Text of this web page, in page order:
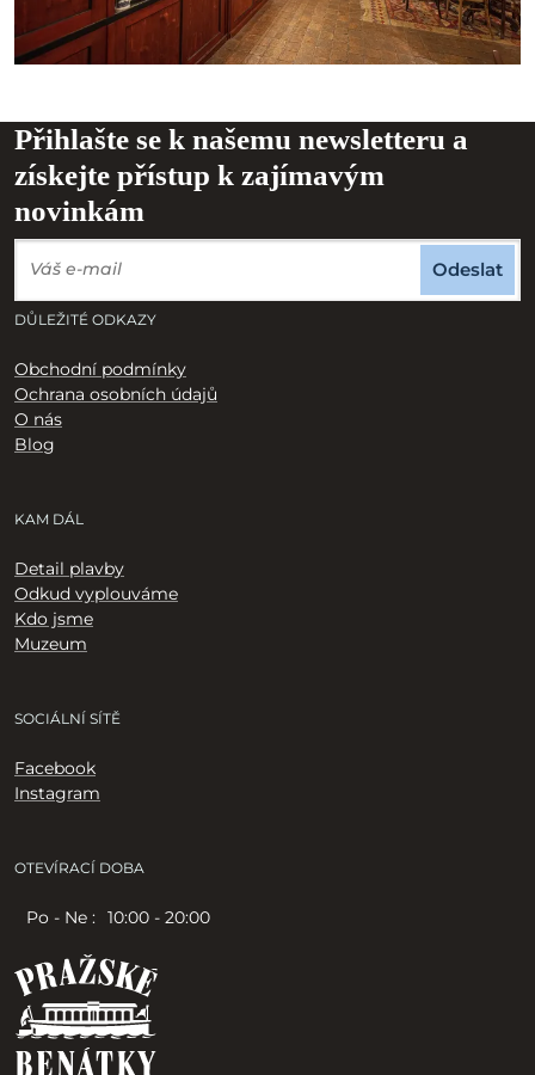
Přihlašte se k našemu newsletteru a
získejte přístup k zajímavým
novinkám
Odeslat
DŮLEŽITÉ ODKAZY
Obchodní podmínky
Ochrana osobních údajů
O nás
Blog
KAM DÁL
Detail plavby
Odkud vyplouváme
Kdo jsme
Muzeum
SOCIÁLNÍ SÍTĚ
Facebook
Instagram
OTEVÍRACÍ DOBA
Po - Ne : 10:00 - 20:00